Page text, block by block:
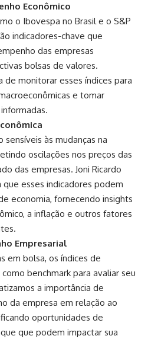
Econômico
o Ibovespa no Brasil e o S&P
indicadores-chave que
das empresas
bolsas de valores.
de monitorar esses índices para
e tomar
às mudanças na
oscilações nos preços das
das empresas. Joni Ricardo
esses indicadores podem
economia, fornecendo insights
a inflação e outros fatores
Empresarial
em bolsa, os índices de
benchmark para avaliar seu
a importância de
da empresa em relação ao
oportunidades de
que podem impactar sua